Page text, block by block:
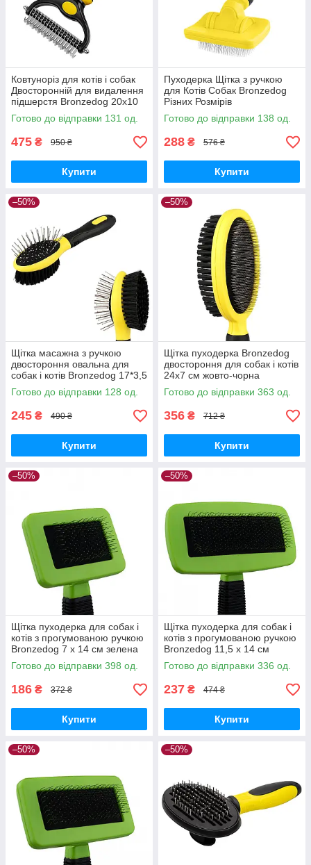
Ковтуноріз для котів і собак
Двосторонній для видалення
підшерстя Bronzedog 20х10
см
Готово до відправки 131 од.
475 ₴ 950 ₴
Купити
Пуходерка Щітка з ручкою
для Котів Собак Bronzedog
Різних Розмірів
Готово до відправки 138 од.
288 ₴ 576 ₴
Купити
–50%
Щітка масажна з ручкою
двостороння овальна для
собак і котів Bronzedog 17*3,5
см
Готово до відправки 128 од.
245 ₴ 490 ₴
Купити
–50%
Щітка пуходерка Bronzedog
двостороння для собак і котів
24х7 см жовто-чорна
Готово до відправки 363 од.
356 ₴ 712 ₴
Купити
–50%
Щітка пуходерка для собак і
котів з прогумованою ручкою
Bronzedog 7 х 14 см зелена
Готово до відправки 398 од.
186 ₴ 372 ₴
Купити
–50%
Щітка пуходерка для собак і
котів з прогумованою ручкою
Bronzedog 11,5 х 14 см
зелена
Готово до відправки 336 од.
237 ₴ 474 ₴
Купити
–50% –50%